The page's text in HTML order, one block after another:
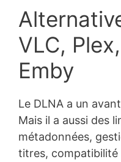
VLC,
Emby
Le DLNA a un
Mais il a aussi des
métadonnées,
titres,